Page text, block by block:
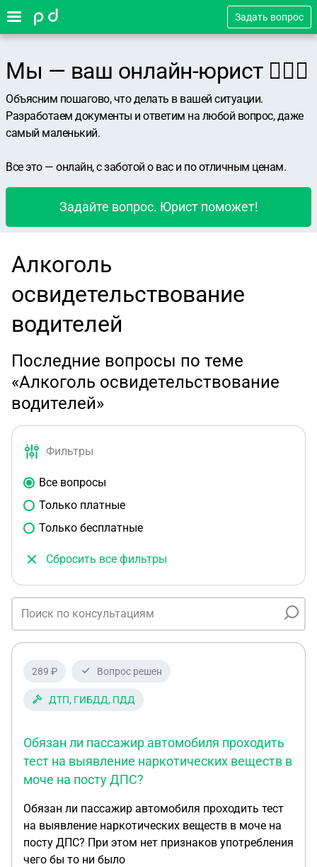
Задать вопрос
Мы — ваш онлайн-юрист 👨🏻‍⚖️
Объясним пошагово, что делать в вашей ситуации.
Разработаем документы и ответим на любой вопрос, даже
самый маленький.
Все это — онлайн, с заботой о вас и по отличным ценам.
Задайте вопрос. Юрист поможет!
Алкоголь
освидетельствование
водителей
Последние вопросы по теме
«Алкоголь освидетельствование
водителей»
Фильтры
Все вопросы
Только платные
Только бесплатные
Сбросить все фильтры
289 ₽ Вопрос решен
ДТП, ГИБДД, ПДД
Обязан ли пассажир автомобиля проходить
тест на выявление наркотических веществ в
моче на посту ДПС?
Обязан ли пассажир автомобиля проходить тест
на выявление наркотических веществ в моче на
посту ДПС? При этом нет признаков употребления
чего бы то ни было